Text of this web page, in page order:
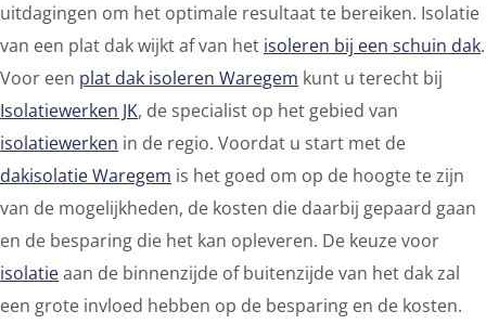
uitdagingen om het optimale resultaat te bereiken. Isolatie
van een plat dak wijkt af van het isoleren bij een schuin dak.
Voor een plat dak isoleren Waregem kunt u terecht bij
Isolatiewerken JK, de specialist op het gebied van
isolatiewerken in de regio. Voordat u start met de
dakisolatie Waregem is het goed om op de hoogte te zijn
van de mogelijkheden, de kosten die daarbij gepaard gaan
en de besparing die het kan opleveren. De keuze voor
isolatieaan de binnenzijde of buitenzijde van het dak zal
een grote invloed hebben op de besparing en de kosten.